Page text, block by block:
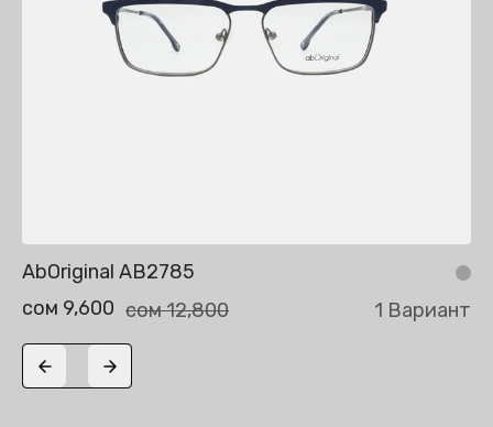
AbOriginal AB2785
сом 9,600 сом 12,800 1 Вариант
Previous slide
Next slide